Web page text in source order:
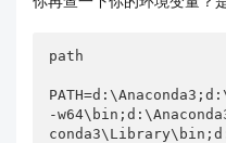
path
-